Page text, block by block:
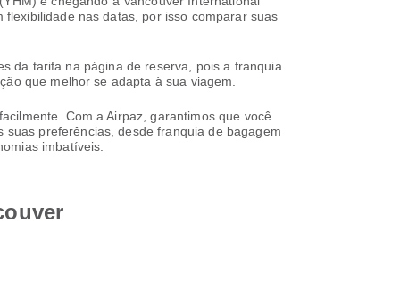
nas datas, por isso comparar suas
da tarifa na página de reserva, pois a franquia
que melhor se adapta à sua viagem.
Com a Airpaz, garantimos que você
preferências, desde franquia de bagagem
imbatíveis.